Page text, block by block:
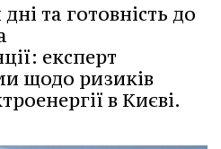
та готовність до
експерт
щодо ризиків
в Києві.